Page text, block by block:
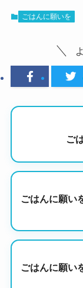
ごはんに願いを
ご
ごはんに願い
ごはんに願い